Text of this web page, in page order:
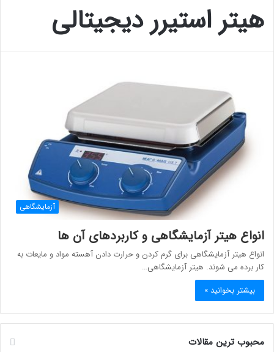
هیتر استیرر دیجیتالی
آزمایشگاهی
انواع هیتر آزمایشگاهی و کاربردهای آن ها
انواع هیتر آزمایشگاهی برای گرم کردن و حرارت دادن آهسته مواد و مایعات به
کار برده می شوند. هیتر آزمایشگاهی…
بیشتر بخوانید »
محبوب ترین مقالات